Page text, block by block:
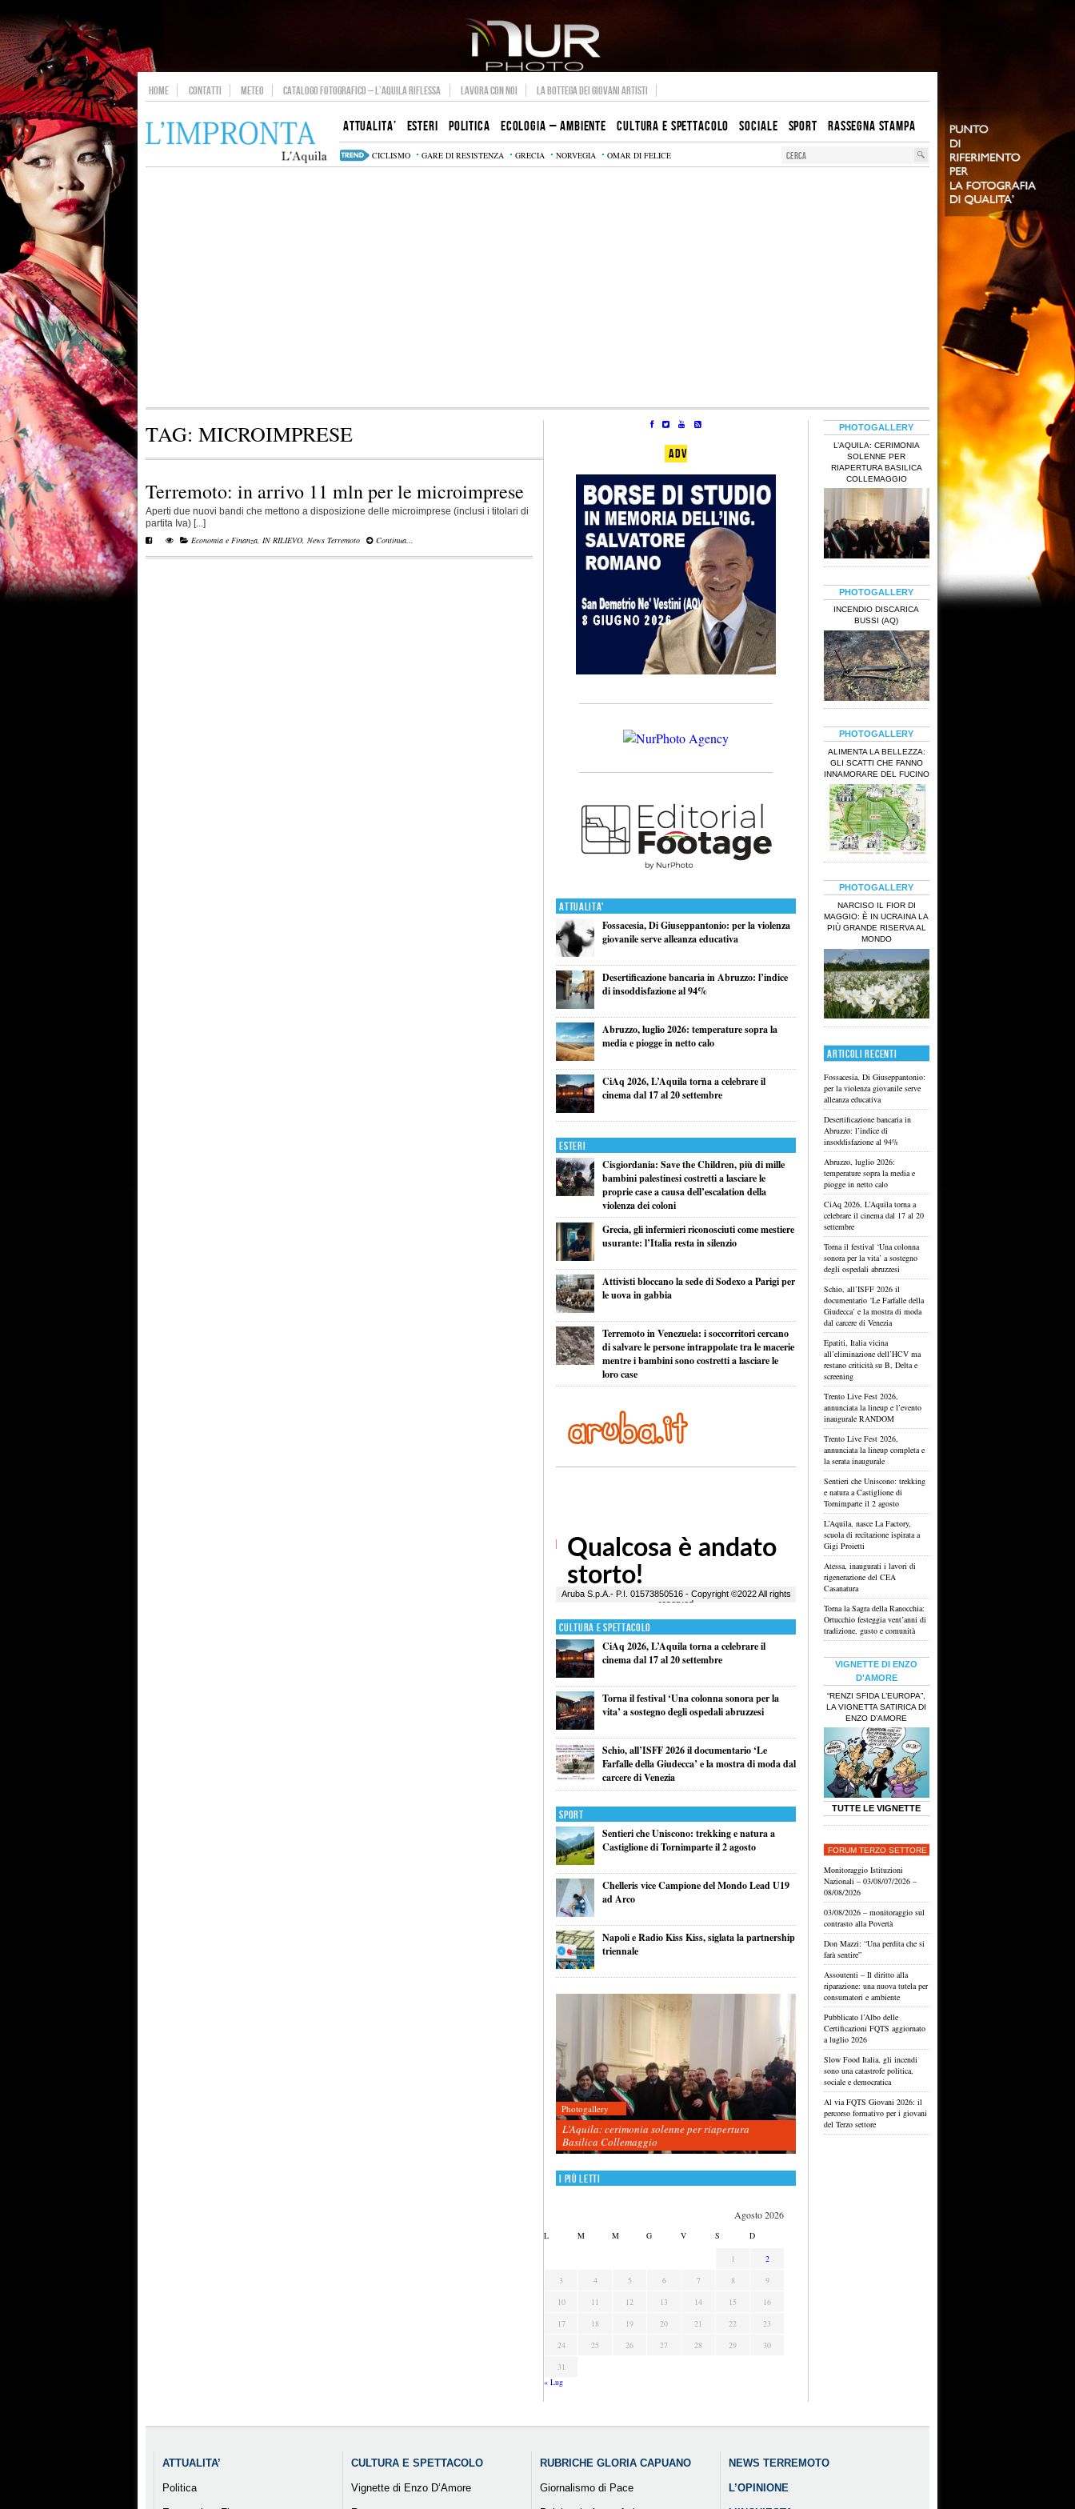
HOME CONTATTI METEO CATALOGO FOTOGRAFICO – L’AQUILA RIFLESSA LAVORA CON NOI LA BOTTEGA DEI GIOVANI ARTISTI
ATTUALITA’ ESTERI POLITICA ECOLOGIA – AMBIENTE CULTURA E SPETTACOLO SOCIALE SPORT RASSEGNA STAMPA
CICLISMO GARE DI RESISTENZA GRECIA NORVEGIA OMAR DI FELICE
TAG: MICROIMPRESE
Terremoto: in arrivo 11 mln per le microimprese
Aperti due nuovi bandi che mettono a disposizione delle microimprese (inclusi i titolari di
partita Iva) [...]
Economia e Finanza, IN RILIEVO, News Terremoto Continua...
ADV
Attualita'
Fossacesia, Di Giuseppantonio: per la violenza
giovanile serve alleanza educativa
Desertificazione bancaria in Abruzzo: l’indice
di insoddisfazione al 94%
Abruzzo, luglio 2026: temperature sopra la
media e piogge in netto calo
CiAq 2026, L’Aquila torna a celebrare il
cinema dal 17 al 20 settembre
Esteri
Cisgiordania: Save the Children, più di mille
bambini palestinesi costretti a lasciare le
proprie case a causa dell’escalation della
violenza dei coloni
Grecia, gli infermieri riconosciuti come mestiere
usurante: l’Italia resta in silenzio
Attivisti bloccano la sede di Sodexo a Parigi per
le uova in gabbia
Terremoto in Venezuela: i soccorritori cercano
di salvare le persone intrappolate tra le macerie
mentre i bambini sono costretti a lasciare le
loro case
Cultura e Spettacolo
CiAq 2026, L’Aquila torna a celebrare il
cinema dal 17 al 20 settembre
Torna il festival ‘Una colonna sonora per la
vita’ a sostegno degli ospedali abruzzesi
Schio, all’ISFF 2026 il documentario ‘Le
Farfalle della Giudecca’ e la mostra di moda dal
carcere di Venezia
Sport
Sentieri che Uniscono: trekking e natura a
Castiglione di Tornimparte il 2 agosto
Chelleris vice Campione del Mondo Lead U19
ad Arco
Napoli e Radio Kiss Kiss, siglata la partnership
triennale
Photogallery
L’Aquila: cerimonia solenne per riapertura
Basilica Collemaggio
I più letti
Agosto 2026
L M M G V S D
1
2
3
4 5 6 7 8
9
10
11 12 13 14 15
16
17
18 19 20 21 22
23
24
25 26 27 28 29
30
31
« Lug
PHOTOGALLERY
L’AQUILA: CERIMONIA
SOLENNE PER
RIAPERTURA BASILICA
COLLEMAGGIO
PHOTOGALLERY
INCENDIO DISCARICA
BUSSI (AQ)
PHOTOGALLERY
ALIMENTA LA BELLEZZA:
GLI SCATTI CHE FANNO
INNAMORARE DEL FUCINO
PHOTOGALLERY
NARCISO IL FIOR DI
MAGGIO: È IN UCRAINA LA
PIÙ GRANDE RISERVA AL
MONDO
ARTICOLI RECENTI
Fossacesia, Di Giuseppantonio:
per la violenza giovanile serve
alleanza educativa
Desertificazione bancaria in
Abruzzo: l’indice di
insoddisfazione al 94%
Abruzzo, luglio 2026:
temperature sopra la media e
piogge in netto calo
CiAq 2026, L’Aquila torna a
celebrare il cinema dal 17 al 20
settembre
Torna il festival ‘Una colonna
sonora per la vita’ a sostegno
degli ospedali abruzzesi
Schio, all’ISFF 2026 il
documentario ‘Le Farfalle della
Giudecca’ e la mostra di moda
dal carcere di Venezia
Epatiti, Italia vicina
all’eliminazione dell’HCV ma
restano criticità su B, Delta e
screening
Trento Live Fest 2026,
annunciata la lineup e l’evento
inaugurale RANDOM
Trento Live Fest 2026,
annunciata la lineup completa e
la serata inaugurale
Sentieri che Uniscono: trekking
e natura a Castiglione di
Tornimparte il 2 agosto
L’Aquila, nasce La Factory,
scuola di recitazione ispirata a
Gigi Proietti
Atessa, inaugurati i lavori di
rigenerazione del CEA
Casanatura
Torna la Sagra della Ranocchia:
Ortucchio festeggia vent’anni di
tradizione, gusto e comunità
VIGNETTE DI ENZO
D'AMORE
“RENZI SFIDA L’EUROPA”,
LA VIGNETTA SATIRICA DI
ENZO D’AMORE
TUTTE LE VIGNETTE
FORUM TERZO SETTORE
Monitoraggio Istituzioni
Nazionali – 03/08/07/2026 –
08/08/2026
03/08/2026 – monitoraggio sul
contrasto alla Povertà
Don Mazzi: “Una perdita che si
farà sentire”
Assoutenti – Il diritto alla
riparazione: una nuova tutela per
consumatori e ambiente
Pubblicato l’Albo delle
Certificazioni FQTS aggiornato
a luglio 2026
Slow Food Italia, gli incendi
sono una catastrofe politica,
sociale e democratica
Al via FQTS Giovani 2026: il
percorso formativo per i giovani
del Terzo settore
ATTUALITA’
Politica
CULTURA E SPETTACOLO
Vignette di Enzo D’Amore
RUBRICHE GLORIA CAPUANO
Giornalismo di Pace
NEWS TERREMOTO
L’OPINIONE